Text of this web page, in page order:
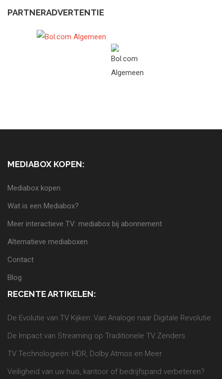
PARTNERADVERTENTIE
MEDIABOX KOPEN:
Mediabox kopen
Wat is een Mediabox?
Meer interactieve TV: mediabox bij abonnement
Alternatieve mediaboxen
Contact
Blog
RECENTE ARTIKELEN:
De Evolutie van TV Kijken: Van Analoge naar Digitale Revolutie
De Impact van Streaming op Traditionele TV Zenders
TV Technologieën: HDR, Dolby Atmos en Meer
Veiligheid van uw huis, kantoor of bedrijfspand verbeteren?